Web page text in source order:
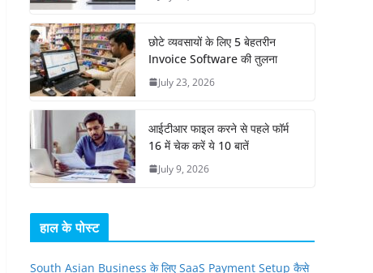
छोटे व्यवसायों के लिए 5 बेहतरीन
Invoice Software की तुलना
July 23, 2026
आईटीआर फाइल करने से पहले फॉर्म
16 में चेक करें ये 10 बातें
July 9, 2026
हाल के पोस्ट
South Asian Business के लिए SaaS Payment Setup कैसे